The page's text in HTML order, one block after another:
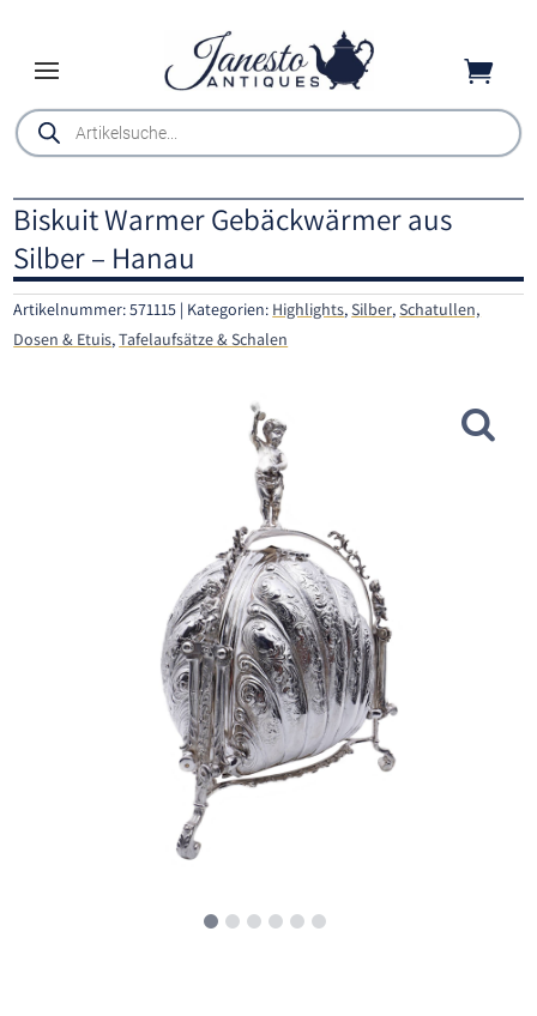

Products
search
Biskuit Warmer Gebäckwärmer aus
Silber – Hanau
Artikelnummer:571115 Kategorien: Highlights,Silber,Schatullen,
Dosen & Etuis,Tafelaufsätze & Schalen